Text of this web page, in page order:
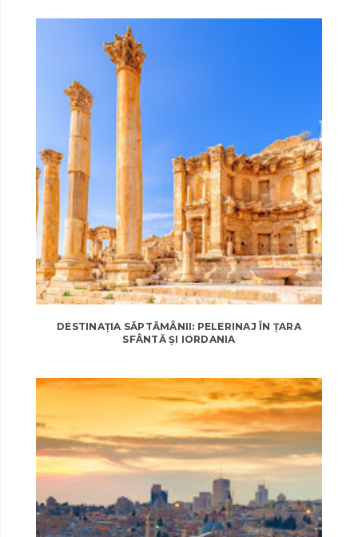
DESTINAȚIA SĂPTĂMÂNII: PELERINAJ ÎN ȚARA
SFÂNTĂ ȘI IORDANIA